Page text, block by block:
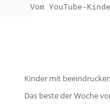
Vom YouTube-
Kinder mit
Das beste der Woche